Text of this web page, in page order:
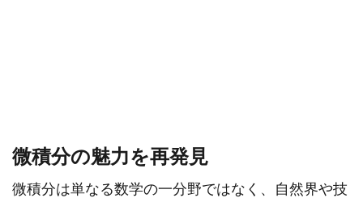
微積分の魅力を再発見
微積分は単なる数学の一分野ではなく、自然界や技